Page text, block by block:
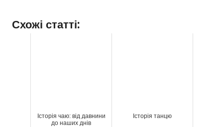
Схожі статті:
Історія чаю: від давнини
до наших днів
Історія танцю